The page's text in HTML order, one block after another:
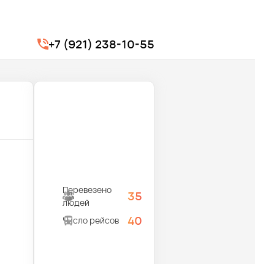
+7 (921) 238-10-55
Перевезено
людей
35
Число рейсов 40